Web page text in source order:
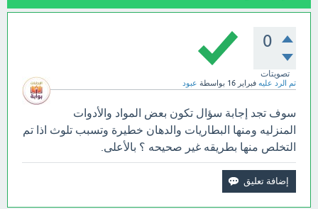
0
تصويتات
تم الرد عليه فبراير 16 بواسطة عبود
سوف تجد إجابة سؤال تكون بعض المواد والأدوات
المنزليه ومنها البطاريات والدهان خطيرة وتسبب تلوث اذا تم
التخلص منها بطريقه غير صحيحه ؟ بالأعلى.